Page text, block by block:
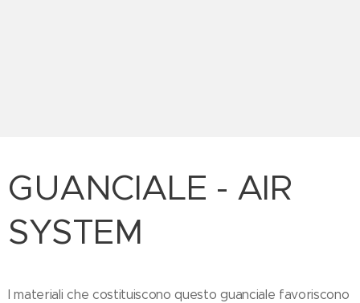
GUANCIALE - AIR
SYSTEM
I materiali che costituiscono questo guanciale favoriscono